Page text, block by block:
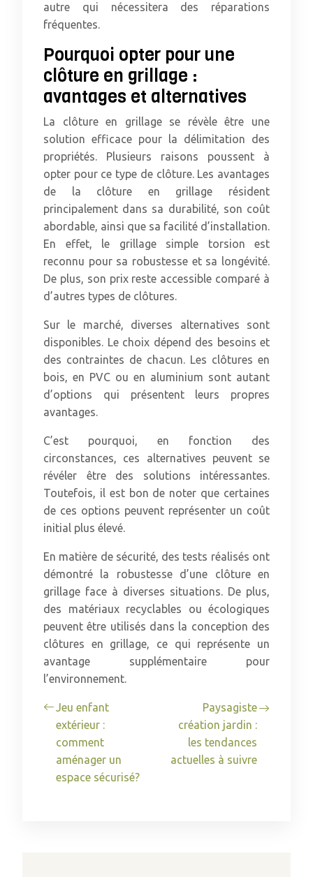
autre qui nécessitera des réparations
fréquentes.
Pourquoi opter pour une
clôture en grillage :
avantages et alternatives
La clôture en grillage se révèle être une
solution efficace pour la délimitation des
propriétés. Plusieurs raisons poussent à
opter pour ce type de clôture. Les avantages
de la clôture en grillage résident
principalement dans sa durabilité, son coût
abordable, ainsi que sa facilité d’installation.
En effet, le grillage simple torsion est
reconnu pour sa robustesse et sa longévité.
De plus, son prix reste accessible comparé à
d’autres types de clôtures.
Sur le marché, diverses alternatives sont
disponibles. Le choix dépend des besoins et
des contraintes de chacun. Les clôtures en
bois, en PVC ou en aluminium sont autant
d’options qui présentent leurs propres
avantages.
C’est pourquoi, en fonction des
circonstances, ces alternatives peuvent se
révéler être des solutions intéressantes.
Toutefois, il est bon de noter que certaines
de ces options peuvent représenter un coût
initial plus élevé.
En matière de sécurité, des tests réalisés ont
démontré la robustesse d’une clôture en
grillage face à diverses situations. De plus,
des matériaux recyclables ou écologiques
peuvent être utilisés dans la conception des
clôtures en grillage, ce qui représente un
avantage supplémentaire pour
l’environnement.
Jeu enfant
extérieur :
comment
aménager un
espace sécurisé?
Paysagiste
création jardin :
les tendances
actuelles à suivre